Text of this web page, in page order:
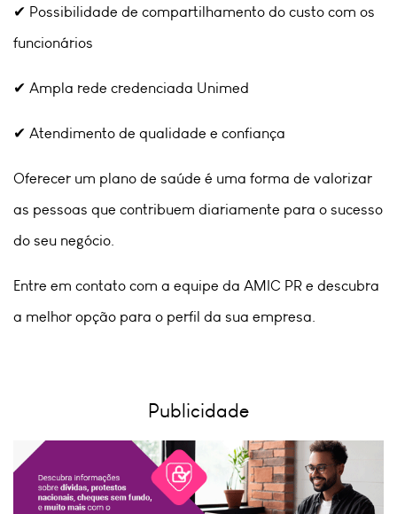
✔ Possibilidade de compartilhamento do custo com os
funcionários
✔ Ampla rede credenciada Unimed
✔ Atendimento de qualidade e confiança
Oferecer um plano de saúde é uma forma de valorizar
as pessoas que contribuem diariamente para o sucesso
do seu negócio.
Entre em contato com a equipe da AMIC PR e descubra
a melhor opção para o perfil da sua empresa.
Publicidade